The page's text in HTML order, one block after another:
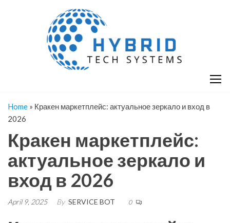
Home » Кракен маркетплейс: актуальное зеркало и вход в
2026
Кракен маркетплейс:
актуальное зеркало и
вход в 2026
April 9, 2025 By SERVICE BOT 0